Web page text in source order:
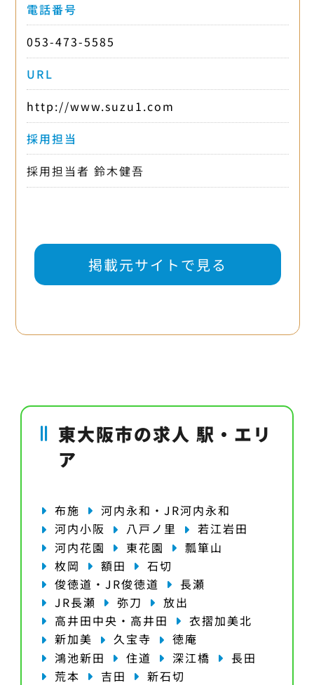
電話番号
053-473-5585
URL
http://www.suzu1.com
採用担当
採用担当者 鈴木健吾
掲載元サイトで見る
東大阪市の求人 駅・エリ
ア
布施
河内永和・JR河内永和
河内小阪
八戸ノ里
若江岩田
河内花園
東花園
瓢箪山
枚岡
額田
石切
俊徳道・JR俊徳道
長瀬
JR長瀬
弥刀
放出
高井田中央・高井田
衣摺加美北
新加美
久宝寺
徳庵
鴻池新田
住道 深江橋
長田
荒本
吉田 新石切